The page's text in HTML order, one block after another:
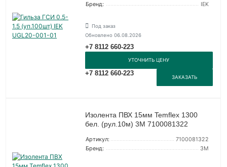
Бренд:
IEK
Под заказ
Обновлено 06.08.2026
+7 8112 660-223
УТОЧНИТЬ ЦЕНУ
+7 8112 660-223
ЗАКАЗАТЬ
Изолента ПВХ 15мм Temflex 1300
бел. (рул.10м) 3М 7100081322
Артикул:
7100081322
Бренд:
3М